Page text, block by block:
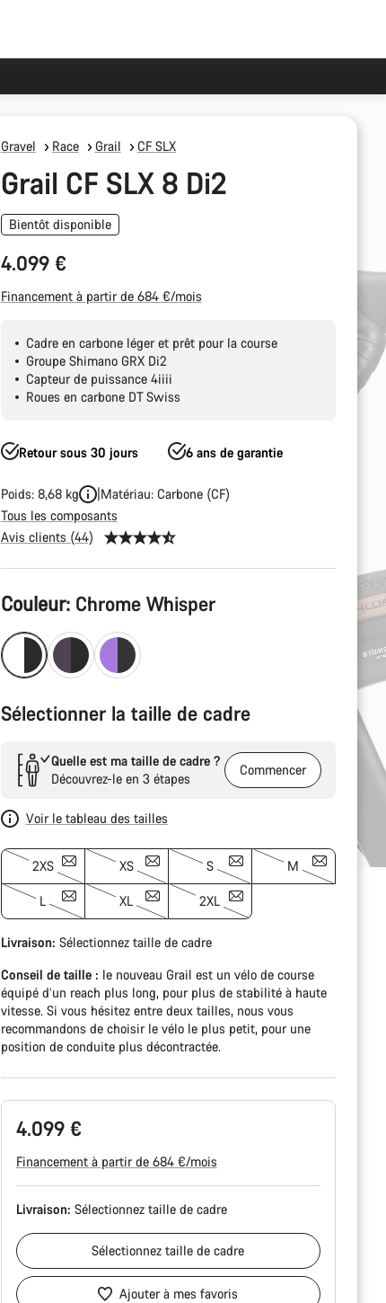
Gravel Race Grail CF SLX
Grail CF SLX 8 Di2
Bientôt disponible
4.099 €
Financement à partir de 684 €/mois
Cadre en carbone léger et prêt pour la course
Groupe Shimano GRX Di2
Capteur de puissance 4iiii
Roues en carbone DT Swiss
Retour sous 30 jours 6 ans de garantie
Poids: 8,68 kg
Matériau: Carbone (CF)
Tous les composants
Avis clients (44)
Configuration
du
produit
Couleur: Chrome Whisper
Sélectionner la taille de cadre
Quelle est ma taille de cadre ?
Découvrez-le en 3 étapes
Commencer
Voir le tableau des tailles
2XS XS S M
L XL 2XL
Livraison: Sélectionnez taille de cadre
Conseil de taille : le nouveau Grail est un vélo de course
équipé d’un reach plus long, pour plus de stabilité à haute
vitesse. Si vous hésitez entre deux tailles, nous vous
recommandons de choisir le vélo le plus petit, pour une
position de conduite plus décontractée.
4.099 €
Financement à partir de 684 €/mois
Livraison: Sélectionnez taille de cadre
Sélectionneztaille de cadre
Ajouter à mes favoris